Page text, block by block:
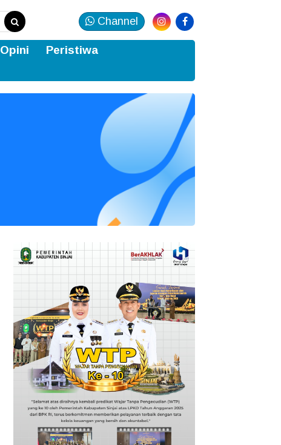
Channel
Opini
Peristiwa